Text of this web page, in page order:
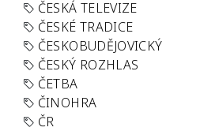
ČESKÁ TELEVIZE
ČESKÉ TRADICE
ČESKOBUDĚJOVICKÝ
ČESKÝ ROZHLAS
ČETBA
ČINOHRA
ČR